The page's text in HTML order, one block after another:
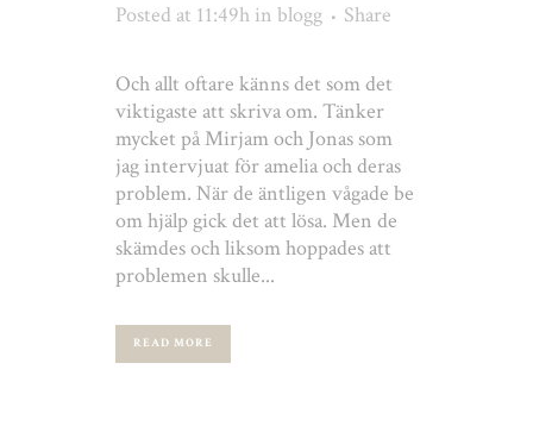
Posted at 11:49h in blogg Share
Och allt oftare känns det som det
viktigaste att skriva om. Tänker
mycket på Mirjam och Jonas som
jag intervjuat för amelia och deras
problem. När de äntligen vågade be
om hjälp gick det att lösa. Men de
skämdes och liksom hoppades att
problemen skulle...
READ MORE